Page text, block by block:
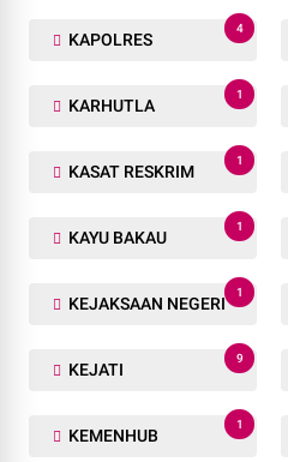
KAPOLRES
4
KARHUTLA
1
KASAT RESKRIM
1
KAYU BAKAU
1
KEJAKSAAN NEGERI
1
KEJATI
9
KEMENHUB
1